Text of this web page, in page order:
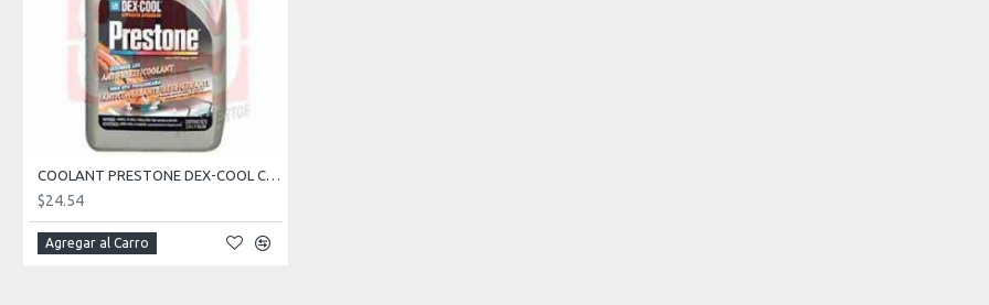
COOLANT PRESTONE DEX-COOL CONCENTRADO 5 AÑOS 150000 MILLAS GALON
$24.54
Agregar al Carro